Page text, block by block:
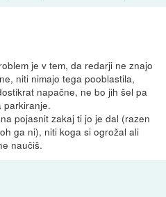
je v tem, da redarji ne znajo
niti nimajo tega pooblastila,
napačne, ne bo jih šel pa
parkiranje.
pojasnit zakaj ti jo je dal (razen
ga ni), niti koga si ogrožal ali
naučiš.